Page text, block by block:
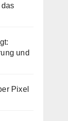
und
Pixel